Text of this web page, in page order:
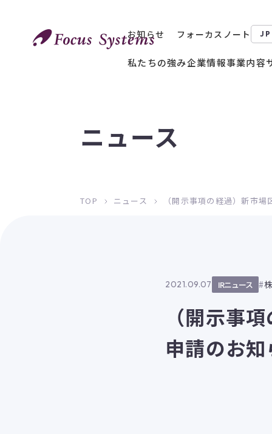
お知らせ フォーカスノート JP
私たちの強み企業情報事業内容
ニュース
TOP ニュース （開示事項の経過）新市
2021.09.07 IRニュース
（開示事
申請のお